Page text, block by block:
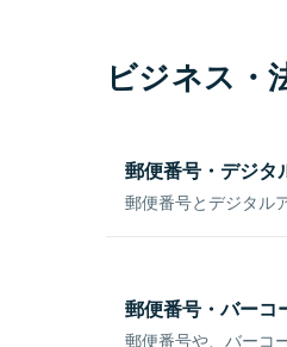
ビジネス・
郵便番号・デジタ
郵便番号とデジタル
郵便番号・バーコ
郵便番号や、バーコ